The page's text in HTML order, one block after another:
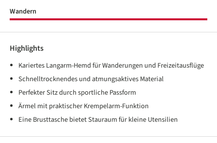
Wandern
Highlights
Kariertes Langarm-Hemd für Wanderungen und Freizeitausflüge
Schnelltrocknendes und atmungsaktives Material
Perfekter Sitz durch sportliche Passform
Ärmel mit praktischer Krempelarm-Funktion
Eine Brusttasche bietet Stauraum für kleine Utensilien